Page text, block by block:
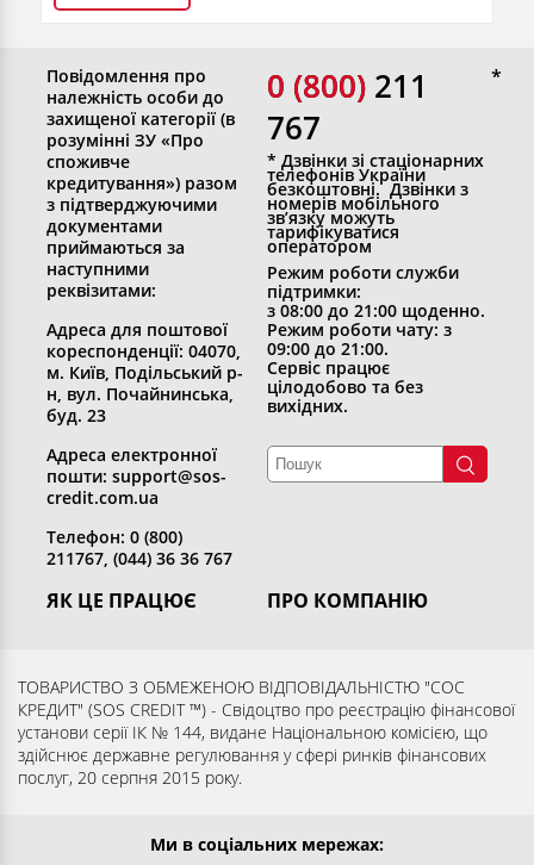
ЯК ЦЕ ПРАЦЮЄ
Повернути кредит
Запитання та відповіді
Партнерам
ПРО КОМПАНІЮ
Розкриття інформації
Контакти
Згода суб’єкта на обробку
Повідомлення про
належність особи до
захищеної категорії (в
розумінні ЗУ «Про
споживче
кредитування») разом
з підтверджуючими
документами
приймаються за
наступними
реквізитами:
Адреса для поштової
кореспонденції: 04070,
м. Київ, Подільський р-
н, вул. Почайнинська,
буд. 23
Адреса електронної
пошти: support@sos-
credit.com.ua
Телефон: 0 (800)
211767, (044) 36 36 767
0 (800)
0 (800) 211
767
* Дзвінки зі стаціонарних
телефонів України
безкоштовні. Дзвінки з
номерів мобільного
зв’язку можуть
тарифікуватися
оператором
Режим роботи служби
підтримки:
з 08:00 до 21:00 щоденно.
Режим роботи чату: з
09:00 до 21:00.
Сервіс працює
цілодобово та без
вихідних.
ТОВАРИСТВО З ОБМЕЖЕНОЮ ВІДПОВІДАЛЬНІСТЮ "СОС
КРЕДИТ" (SOS CREDIT ™) - Свідоцтво про реєстрацію фінансової
установи серії ІК № 144, видане Національною комісією, що
здійснює державне регулювання у сфері ринків фінансових
послуг, 20 серпня 2015 року.
Ми в соціальних мережах: